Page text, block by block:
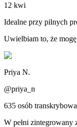
12 kwi
Idealne przy pilnych
Uwielbiam to, że
Priya N.
@priya_n
635 osób
W pełni zintegrowany